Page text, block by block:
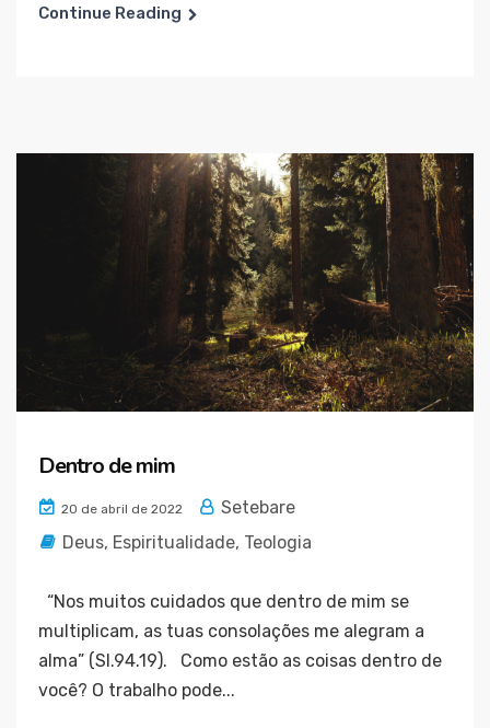
Continue Reading
Dentro de mim
20 de abril de 2022
Setebare
Deus, Espiritualidade, Teologia
“Nos muitos cuidados que dentro de mim se
multiplicam, as tuas consolações me alegram a
alma” (Sl.94.19). Como estão as coisas dentro de
você? O trabalho pode...